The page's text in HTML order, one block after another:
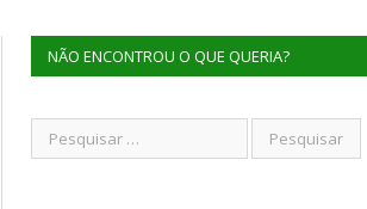
NÃO ENCONTROU O QUE QUERIA?